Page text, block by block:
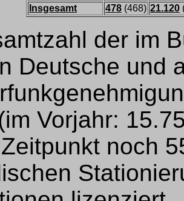
Insgesamt 478 (468) 21.120
der im
Deutsche und
Vorjahr:
noch